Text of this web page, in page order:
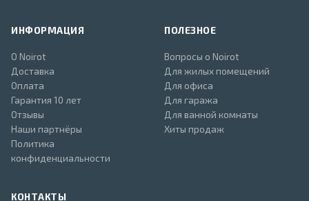
ИНФОРМАЦИЯ
О Noirot
Доставка
Оплата
Гарантия 10 лет
Отзывы
Наши партнёры
Политика
конфиденциальности
ПОЛЕЗНОЕ
Вопросы о Noirot
Для жилых помещений
Для офиса
Для гаража
Для ванной комнаты
Хиты продаж
КОНТАКТЫ